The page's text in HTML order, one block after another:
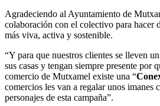
Agradeciendo al Ayuntamiento de
colaboración con el colectivo para hacer
más viva, activa y sostenible.
“Y para que nuestros clientes se lleven
sus casas y tengan siempre presente por
comercio de Mutxamel existe una “
comercios les van a regalar unos imanes
personajes de esta campaña”.